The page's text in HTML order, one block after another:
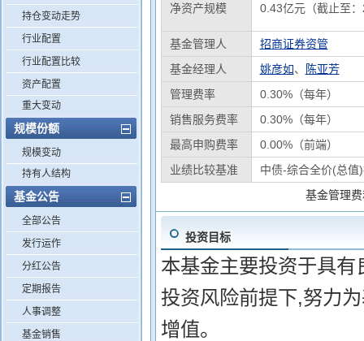
持仓变动走势
行业配置
行业配置比较
资产配置
重大变动
规模份额
规模变动
持有人结构
基金公告
全部公告
发行运作
分红公告
定期报告
人事调整
基金销售
净资产规模 0.43亿元（截止至
基金管理人
招商证券资管
基金经理人
姚彦如、
陈亚芳
管理费率
0.30%（每年）
销售服务费率
0.30%（每年）
最高申购费率
0.00%（前端）
业绩比较基准
中债-综合全价(总值
基金管理
投资目标
本基金主要投资于具
投资风险前提下,努力
增值。